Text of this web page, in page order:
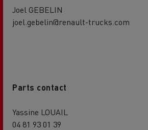
Joel GEBELIN
joel.gebelin@renault-trucks.com
Parts contact
Yassine LOUAIL
04 81 93 01 39